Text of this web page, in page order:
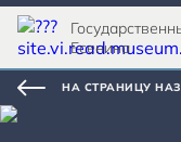
Есенина
НА СТРАНИЦУ